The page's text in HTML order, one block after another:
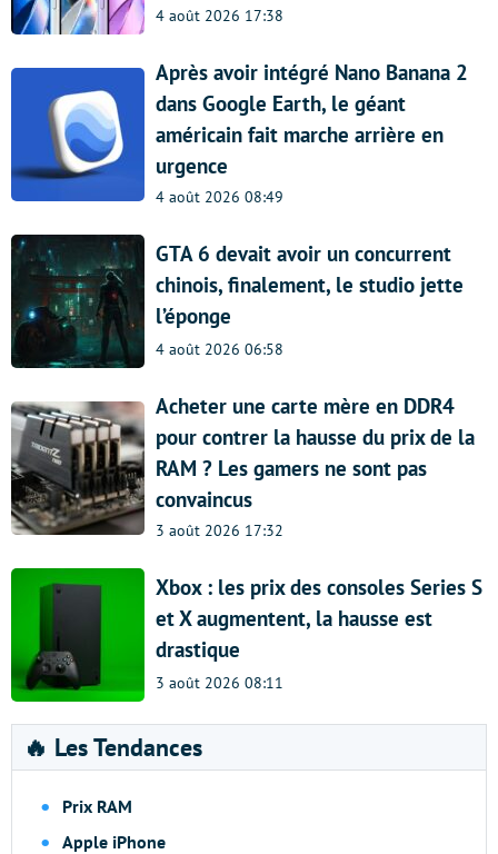
4 août 2026 17:38
Après avoir intégré Nano Banana 2
dans Google Earth, le géant
américain fait marche arrière en
urgence
4 août 2026 08:49
GTA 6 devait avoir un concurrent
chinois, finalement, le studio jette
l’éponge
4 août 2026 06:58
Acheter une carte mère en DDR4
pour contrer la hausse du prix de la
RAM ? Les gamers ne sont pas
convaincus
3 août 2026 17:32
Xbox : les prix des consoles Series S
et X augmentent, la hausse est
drastique
3 août 2026 08:11
🔥 Les Tendances
Prix RAM
Apple iPhone